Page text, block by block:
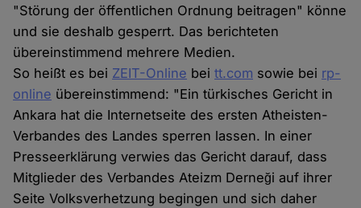
"Störung der öffentlichen Ordnung beitragen" könne
und sie deshalb gesperrt. Das berichteten
übereinstimmend mehrere Medien.
So heißt es bei ZEIT-Online beitt.com sowie bei rp-
online übereinstimmend: "Ein türkisches Gericht in
Ankara hat die Internetseite des ersten Atheisten-
Verbandes des Landes sperren lassen. In einer
Presseerklärung verwies das Gericht darauf, dass
Mitglieder des Verbandes Ateizm Derneği auf ihrer
Seite Volksverhetzung begingen und sich daher